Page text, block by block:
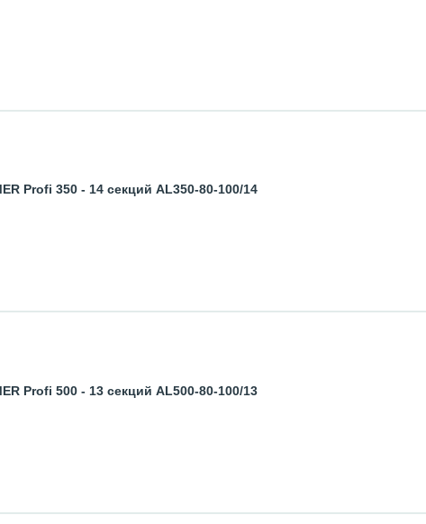
Profi 350 - 14 секций AL350-80-100/14
Profi 500 - 13 секций AL500-80-100/13